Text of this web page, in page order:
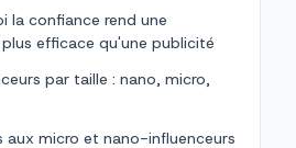
la confiance rend une
efficace qu'une publicité
par taille : nano, micro,
aux micro et nano-influenceurs